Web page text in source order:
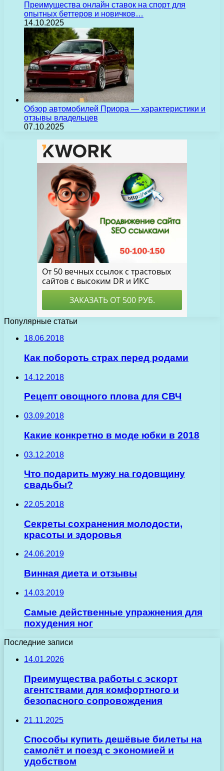
Преимущества онлайн ставок на спорт для
опытных беттеров и новичков…
14.10.2025
Обзор автомобилей Приора — характеристики и
отзывы владельцев
07.10.2025
Популярные статьи
18.06.2018
Как побороть страх перед родами
14.12.2018
Рецепт овощного плова для СВЧ
03.09.2018
Какие конкретно в моде юбки в 2018
03.12.2018
Что подарить мужу на годовщину
свадьбы?
22.05.2018
Секреты сохранения молодости,
красоты и здоровья
24.06.2019
Винная диета и отзывы
14.03.2019
Самые действенные упражнения для
похудения ног
Последние записи
14.01.2026
Преимущества работы с эскорт
агентствами для комфортного и
безопасного сопровождения
21.11.2025
Способы купить дешёвые билеты на
самолёт и поезд с экономией и
удобством